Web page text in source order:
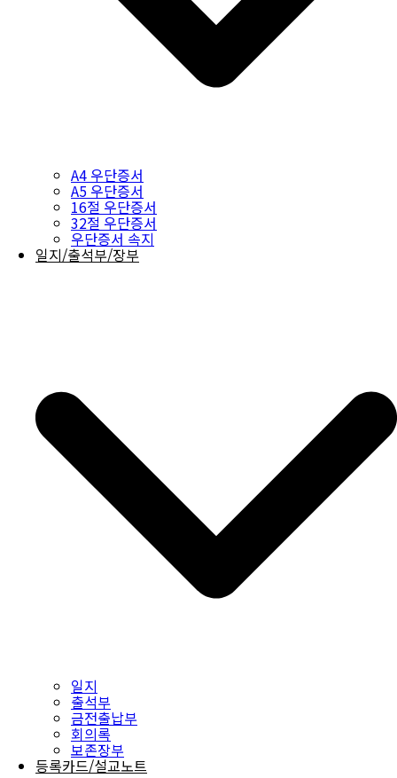
A4 우단증서
A5 우단증서
16절 우단증서
32절 우단증서
우단증서 속지
일지/출석부/장부
일지
출석부
금전출납부
회의록
보존장부
등록카드/설교노트